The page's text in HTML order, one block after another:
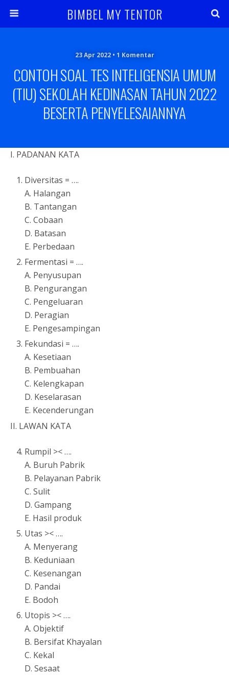
BIMBEL MY TENTOR
23 Apr 2022 • 1 Komentar
CONTOH SOAL TES INTELIGENSIA UMUM
(TIU) SEKOLAH KEDINASAN TAHUN 2022
BESERTA PENYELESAIANNYA
I. PADANAN KATA
Diversitas = ….
A. Halangan
B. Tantangan
C. Cobaan
D. Batasan
E. Perbedaan
Fermentasi = ….
A. Penyusupan
B. Pengurangan
C. Pengeluaran
D. Peragian
E. Pengesampingan
Fekundasi = ….
A. Kesetiaan
B. Pembuahan
C. Kelengkapan
D. Keselarasan
E. Kecenderungan
II. LAWAN KATA
Rumpil >< ….
A. Buruh Pabrik
B. Pelayanan Pabrik
C. Sulit
D. Gampang
E. Hasil produk
Utas >< ….
A. Menyerang
B. Keduniaan
C. Kesenangan
D. Pandai
E. Bodoh
Utopis >< ….
A. Objektif
B. Bersifat Khayalan
C. Kekal
D. Sesaat